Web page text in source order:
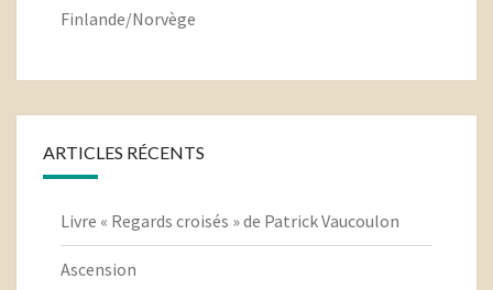
Finlande/Norvège
ARTICLES RÉCENTS
Livre « Regards croisés » de Patrick Vaucoulon
Ascension